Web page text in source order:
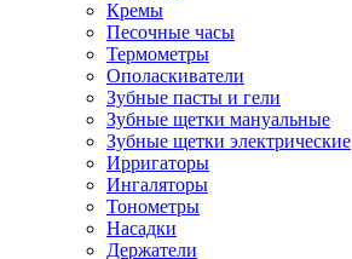
Кремы
Песочные часы
Термометры
Ополаскиватели
Зубные пасты и гели
Зубные щетки мануальные
Зубные щетки электрические
Ирригаторы
Ингаляторы
Тонометры
Насадки
Держатели